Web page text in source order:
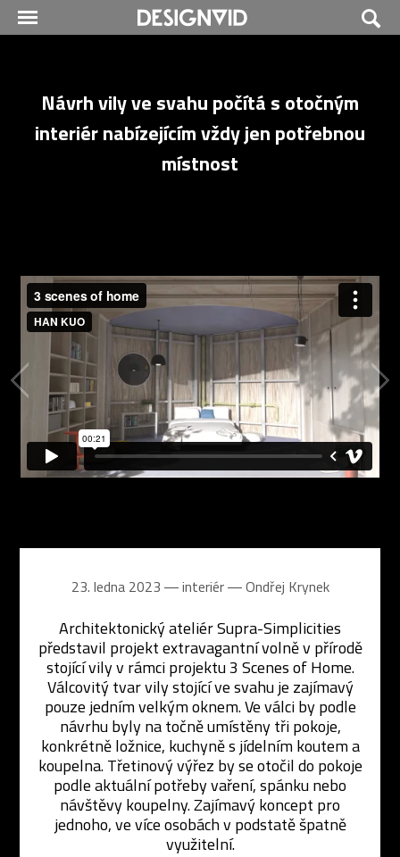
Návrh vily ve svahu počítá s otočným
interiér nabízejícím vždy jen potřebnou
místnost
23. ledna 2023 ― interiér ―Ondřej Krynek
Architektonický ateliér Supra-Simplicities
představil projekt extravagantní volně v přírodě
stojící vily v rámci projektu 3 Scenes of Home.
Válcovitý tvar vily stojící ve svahu je zajímavý
pouze jedním velkým oknem. Ve válci by podle
návrhu byly na točně umístěny tři pokoje,
konkrétně ložnice, kuchyně s jídelním koutem a
koupelna. Třetinový výřez by se otočil do pokoje
podle aktuální potřeby vaření, spánku nebo
návštěvy koupelny. Zajímavý koncept pro
jednoho, ve více osobách v podstatě špatně
využitelní.